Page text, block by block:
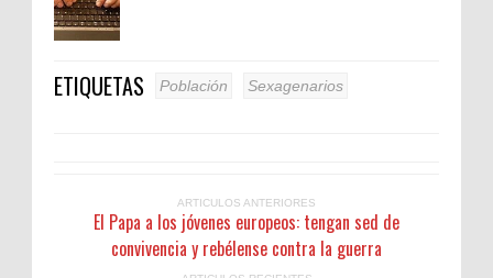
ETIQUETAS Población Sexagenarios
ARTICULOS ANTERIORES
El Papa a los jóvenes europeos: tengan sed de
convivencia y rebélense contra la guerra